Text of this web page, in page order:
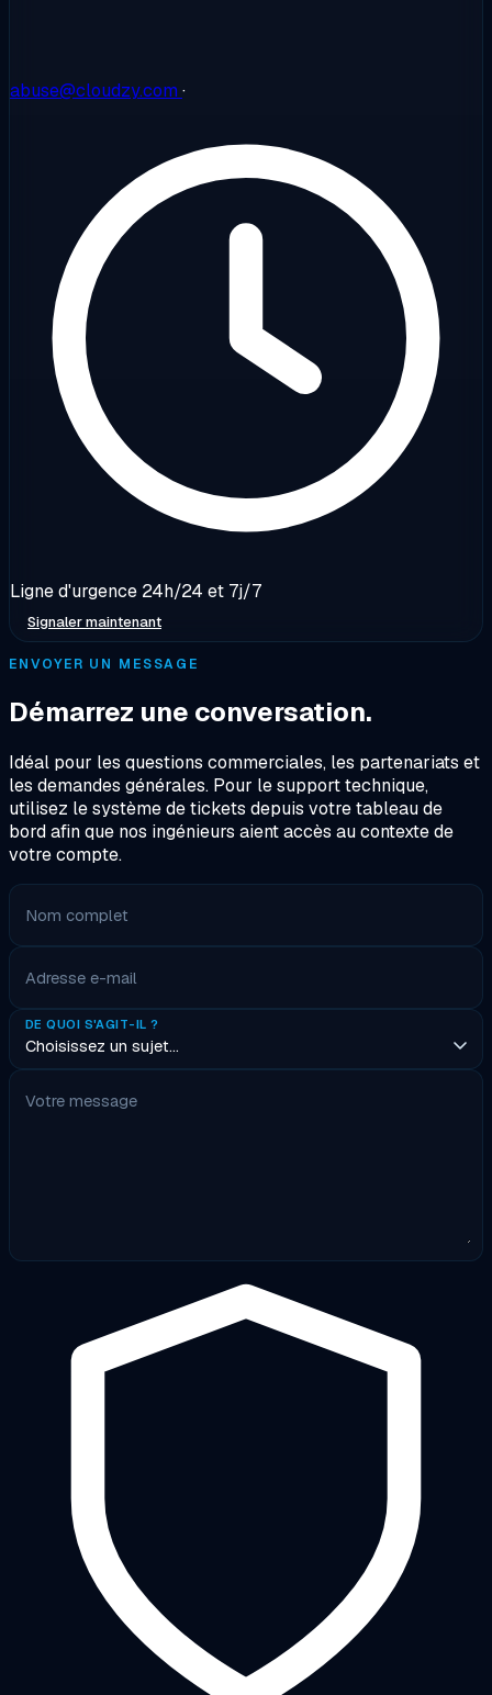
abuse@cloudzy.com ·
Ligne d'urgence 24h/24 et 7j/7
Signaler maintenant
ENVOYER UN MESSAGE
Démarrez une conversation.
Idéal pour les questions commerciales, les partenariats et
les demandes générales. Pour le support technique,
utilisez le système de tickets depuis votre tableau de
bord afin que nos ingénieurs aient accès au contexte de
votre compte.
Nom complet
Adresse e-mail
DE QUOI S'AGIT-IL ?
Votre message